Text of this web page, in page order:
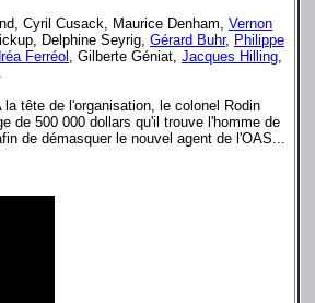
Cyril Cusack, Maurice Denham, Vernon
Delphine Seyrig, Gérard Buhr, Philippe
Ferréol , Gilberte Géniat, Jacques Hilling,
tête de l'organisation, le colonel Rodin
de 500 000 dollars qu'il trouve l'homme de
de démasquer le nouvel agent de l'OAS...